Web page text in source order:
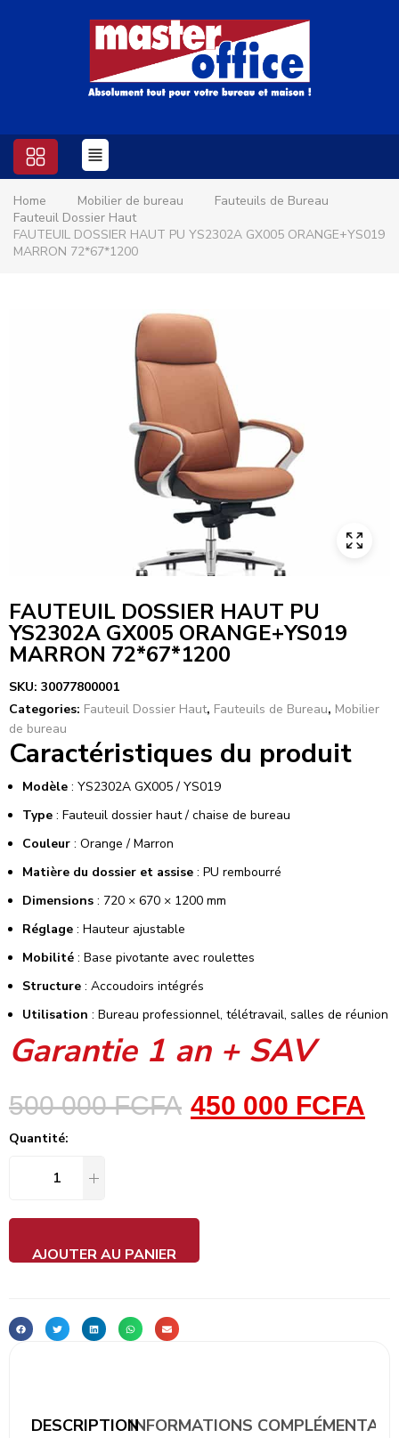
Home Mobilier de bureau
Fauteuils de Bureau
Fauteuil Dossier Haut
FAUTEUIL DOSSIER HAUT PU YS2302A GX005 ORANGE+YS019
MARRON 72*67*1200
FAUTEUIL DOSSIER HAUT PU
YS2302A GX005 ORANGE+YS019
MARRON 72*67*1200
SKU: 30077800001
Categories: Fauteuil Dossier Haut, Fauteuils de Bureau, Mobilier
de bureau
Caractéristiques du produit
Modèle : YS2302A GX005 / YS019
Type : Fauteuil dossier haut / chaise de bureau
Couleur : Orange / Marron
Matière du dossier et assise : PU rembourré
Dimensions : 720 × 670 × 1200 mm
Réglage : Hauteur ajustable
Mobilité : Base pivotante avec roulettes
Structure : Accoudoirs intégrés
Utilisation : Bureau professionnel, télétravail, salles de réunion
Garantie 1 an + SAV
500 000FCFA 450 000 FCFA
Quantité:
AJOUTER AU PANIER
DESCRIPTIONINFORMATIONS